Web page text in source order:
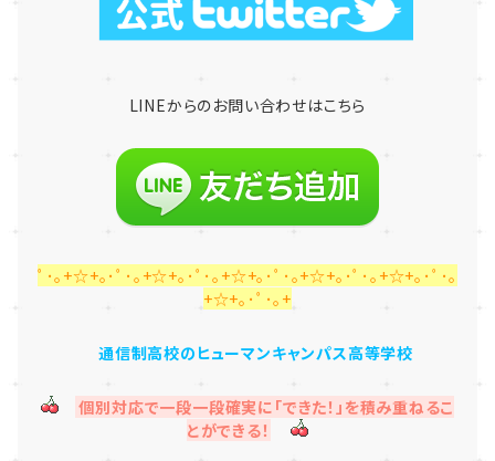
LINEからのお問い合わせはこちら
ﾟ･｡+☆+｡･ﾟ･｡+☆+｡･ﾟ･｡+☆+｡･ﾟ･｡+☆+｡･ﾟ･｡+☆+｡･ﾟ･｡
+☆+｡･ﾟ･｡+
通信制高校のヒューマンキャンパス高等学校
個別対応で一段一段確実に「できた！」を積み重ねるこ
とができる！